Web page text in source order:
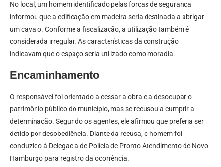
No local, um homem identificado pelas forças de segurança
informou que a edificação em madeira seria destinada a abrigar
um cavalo. Conforme a fiscalização, a utilização também é
considerada irregular. As características da construção
indicavam que o espaço seria utilizado como moradia.
Encaminhamento
O responsável foi orientado a cessar a obra e a desocupar o
patrimônio público do município, mas se recusou a cumprir a
determinação. Segundo os agentes, ele afirmou que preferia ser
detido por desobediência. Diante da recusa, o homem foi
conduzido à Delegacia de Polícia de Pronto Atendimento de Novo
Hamburgo para registro da ocorrência.